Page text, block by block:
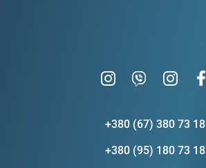
+380 (67) 380 73 18
+380 (95) 180 73 18